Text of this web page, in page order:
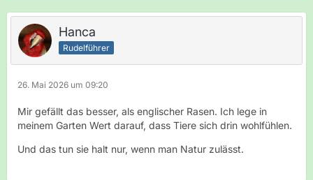
Hanca
Rudelführer
26. Mai 2026 um 09:20
Mir gefällt das besser, als englischer Rasen. Ich lege in
meinem Garten Wert darauf, dass Tiere sich drin wohlfühlen.
Und das tun sie halt nur, wenn man Natur zulässt.